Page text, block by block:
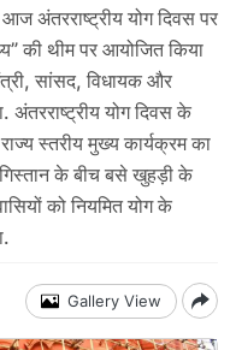
योग दिवस पर
की थीम पर आयोजित किया
सांसद, विधायक और
अंतरराष्ट्रीय योग दिवस के
स्तरीय मुख्य कार्यक्रम का
के बीच बसे खुहड़ी के
को नियमित योग के
Gallery View